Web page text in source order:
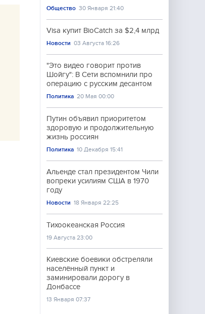
Общество 30 Января 21:40
Visa купит BioCatch за $2,4 млрд
Новости 03 Августа 16:26
"Это видео говорит против
Шойгу": В Сети вспомнили про
операцию с русским десантом
Политика 20 Мая 00:00
Путин объявил приоритетом
здоровую и продолжительную
жизнь россиян
Политика 10 Декабря 15:41
Альенде стал президентом Чили
вопреки усилиям США в 1970
году
Новости 18 Января 22:25
Тихоокеанская Россия
19 Августа 23:00
Киевские боевики обстреляли
населённый пункт и
заминировали дорогу в
Донбассе
13 Января 07:37